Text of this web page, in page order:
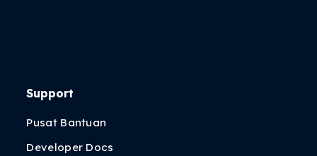
Support
Pusat Bantuan
Developer Docs